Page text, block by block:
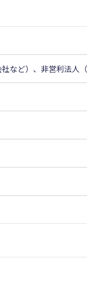
など）、非営利法人